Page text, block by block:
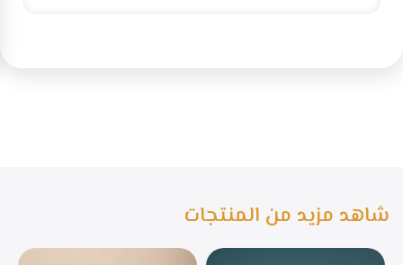
شاهد مزيد من المنتجات